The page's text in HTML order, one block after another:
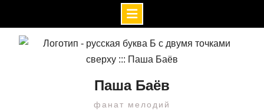
Перейти
Паша Баёв
фанат мелодий